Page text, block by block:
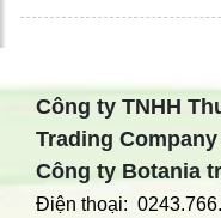
Công ty TNHH
Trading
Công ty Botania
Điện thoại: